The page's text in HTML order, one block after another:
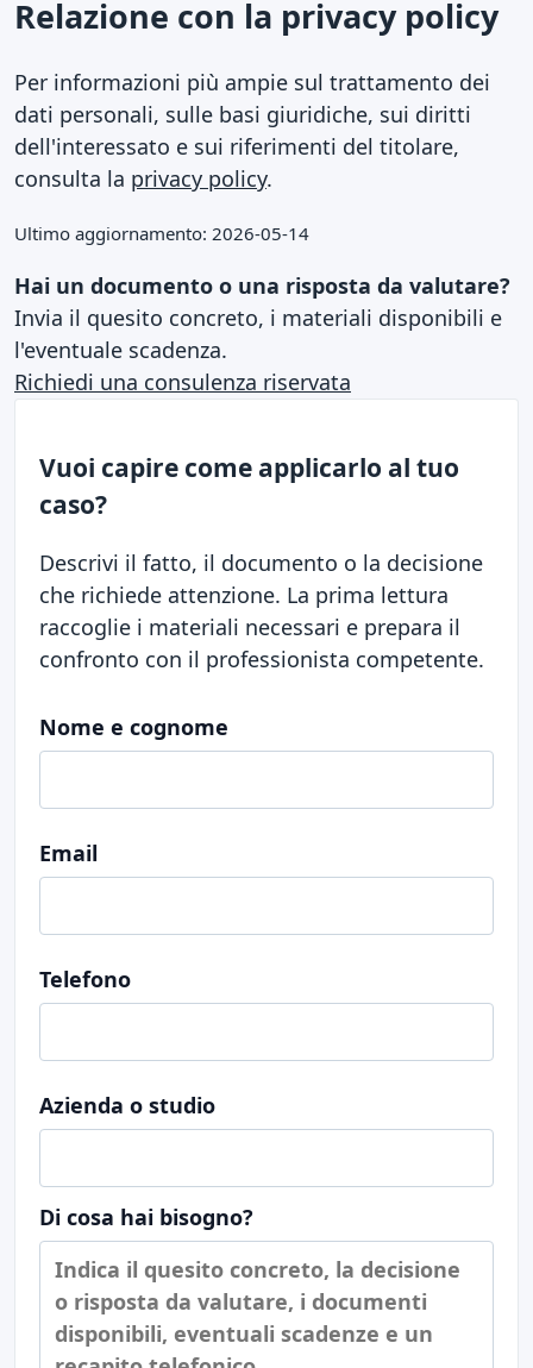
Relazione con la privacy policy
Per informazioni più ampie sul trattamento dei
dati personali, sulle basi giuridiche, sui diritti
dell'interessato e sui riferimenti del titolare,
consulta la privacy policy.
Ultimo aggiornamento: 2026-05-14
Hai un documento o una risposta da valutare?
Invia il quesito concreto, i materiali disponibili e
l'eventuale scadenza.
Richiedi una consulenza riservata
Vuoi capire come applicarlo al tuo
caso?
Descrivi il fatto, il documento o la decisione
che richiede attenzione. La prima lettura
raccoglie i materiali necessari e prepara il
confronto con il professionista competente.
Nome e cognome
Email
Telefono
Azienda o studio
Di cosa hai bisogno?